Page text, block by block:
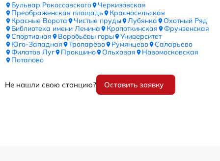
Бульвар Рокоссовского
Черкизовская
Преображенская площадь
Красносельская
Красные Ворота
Чистые пруды Лубянка
Охотный Ряд
Библиотека имени Ленина
Кропоткинская
Фрунзенская
Спортивная
Воробьёвы горы
Университет
Юго-Западная
Тропарёво Румянцево
Саларьево
Филатов Луг
Прокшино Ольховая
Новомосковская
Потапово
Не нашли свою станцию? Оставить заявку